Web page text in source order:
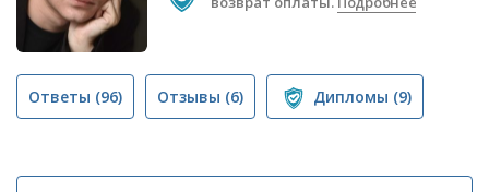
Ответы (96) Отзывы (6) Дипломы (9)